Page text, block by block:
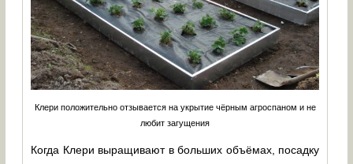
Клери положительно отзывается на укрытие чёрным агроспаном и не
любит загущения
Когда Клери выращивают в больших объёмах, посадку